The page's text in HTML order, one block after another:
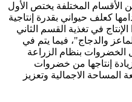
المختلفة يختص الأول
كعلف حيواني بقدرة إنتاجية
الإنتاج في تغذية القسم الثاني
والدجاج"، فيما يتم في
الخضروات بنظام الزراعة
إنتاجها من خضروات
المساحة الاجمالية وتعزيز